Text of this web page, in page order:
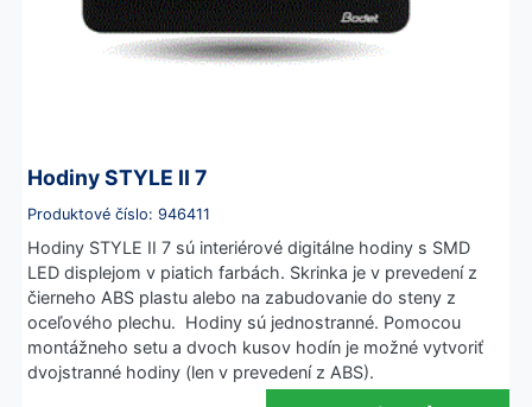
Hodiny STYLE II 7
Produktové číslo: 946411
Hodiny STYLE II 7 sú interiérové digitálne hodiny s SMD
LED displejom v piatich farbách. Skrinka je v prevedení z
čierneho ABS plastu alebo na zabudovanie do steny z
oceľového plechu. Hodiny sú jednostranné. Pomocou
montážneho setu a dvoch kusov hodín je možné vytvoriť
dvojstranné hodiny (len v prevedení z ABS).